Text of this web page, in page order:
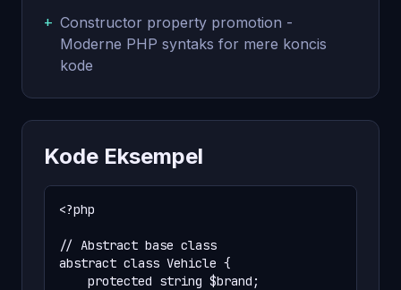
+ Constructor property promotion -
Moderne PHP syntaks for mere koncis
kode
Kode Eksempel
<?php
// Abstract base class
abstract class Vehicle {
    protected string $brand;